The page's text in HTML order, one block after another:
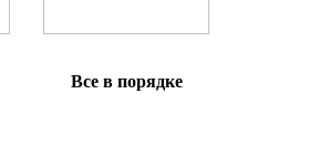
Все в порядке